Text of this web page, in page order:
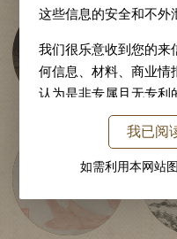
马远
文徵明
这些信息的安全和不外
我们很乐意收到您的来
何信息、材料、商业情
认为是非专属且无专利
等待回答的电子邮件
可能被转发到我院的
责部门会有选择地从
版权声明
我已阅
如需利用本网站